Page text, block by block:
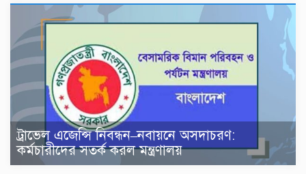
ট্রাভেল এজেন্সি নিবন্ধন–নবায়নে অসদাচরণ:
কর্মচারীদের সতর্ক করল মন্ত্রণালয়